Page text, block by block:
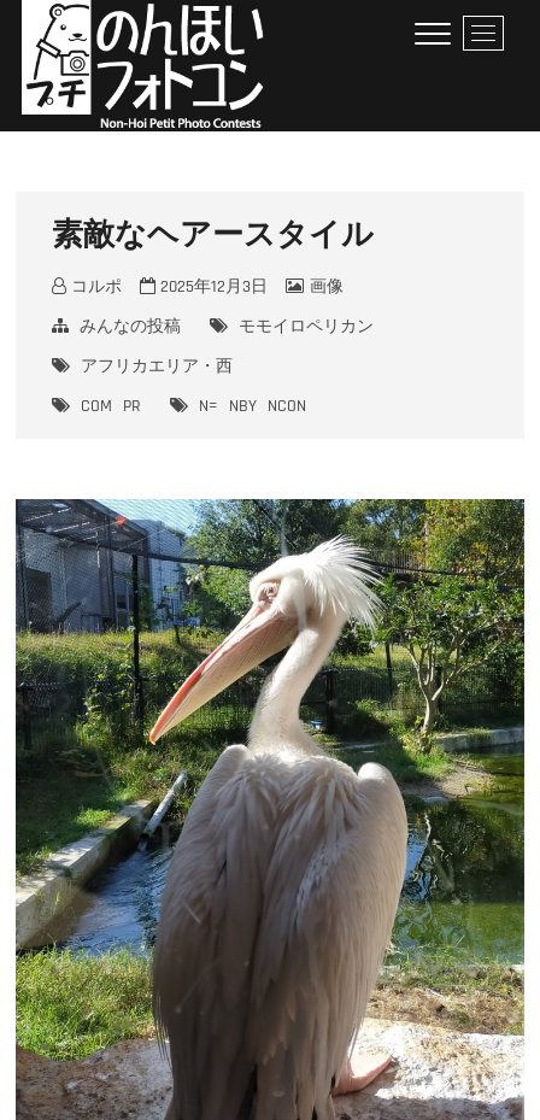
content
M
e
B
素敵なヘアースタイル
コルポ 2025年12月3日
画像
みんなの投稿
モモイロペリカン
アフリカエリア・西
COM
PR N= NBY NCON